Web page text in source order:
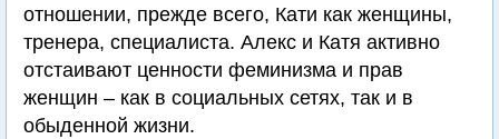
отношении, прежде всего, Кати как женщины,
тренера, специалиста. Алекс и Катя активно
отстаивают ценности феминизма и прав
женщин – как в социальных сетях, так и в
обыденной жизни.